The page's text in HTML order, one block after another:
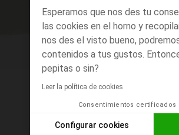
Esperamos que nos des tu
las cookies en el horno y
nos des el visto bueno,
contenidos a tus gustos.
pepitas o sin?
Leer la política de cookies
Consentimientos certificados
Configurar cookies